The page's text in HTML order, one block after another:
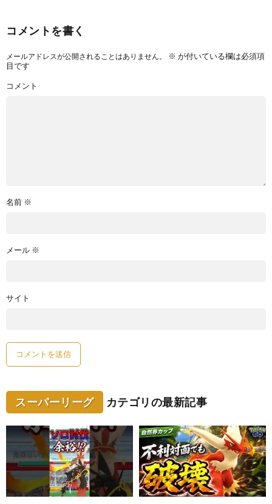
コメントを書く
メールアドレスが公開されることはありません。 ※ が付いている欄は必須項
目です
コメント
名前 ※
メール ※
サイト
スーパーリーグ カテゴリの最新記事